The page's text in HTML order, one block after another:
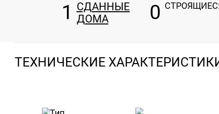
1
СДАННЫЕ
ДОМА
0
ТЕХНИЧЕСКИЕ